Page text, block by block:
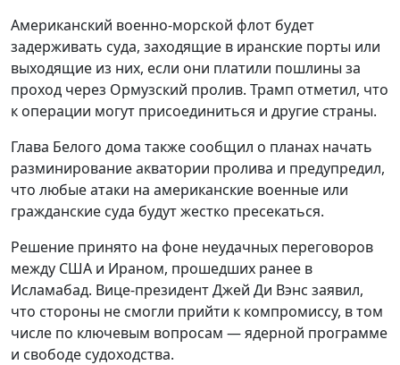
Американский военно-морской флот будет
задерживать суда, заходящие в иранские порты или
выходящие из них, если они платили пошлины за
проход через Ормузский пролив. Трамп отметил, что
к операции могут присоединиться и другие страны.
Глава Белого дома также сообщил о планах начать
разминирование акватории пролива и предупредил,
что любые атаки на американские военные или
гражданские суда будут жестко пресекаться.
Решение принято на фоне неудачных переговоров
между США и Ираном, прошедших ранее в
Исламабад. Вице-президент Джей Ди Вэнс заявил,
что стороны не смогли прийти к компромиссу, в том
числе по ключевым вопросам — ядерной программе
и свободе судоходства.